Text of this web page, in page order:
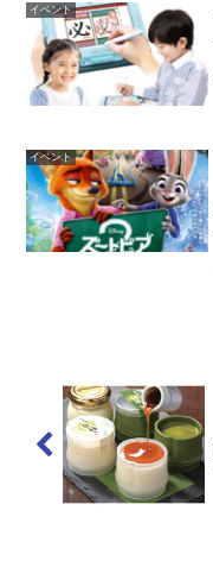
イベント
イベント